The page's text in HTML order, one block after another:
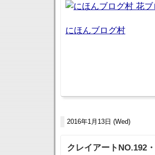
にほんブログ村
2016年1月13日 (Wed)
クレイアートNO.192